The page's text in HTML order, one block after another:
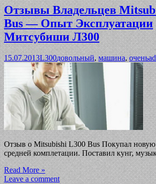
Отзывы Владельцев
Bus — Опыт Эксплуатации
Митсубиши Л300
15.07.2013L300довольный, машина, очень
Отзыв о Mitsubishi L300 Bus Покупал
средней комплетации. Поставил кунг,
Read More »
Leave a comment